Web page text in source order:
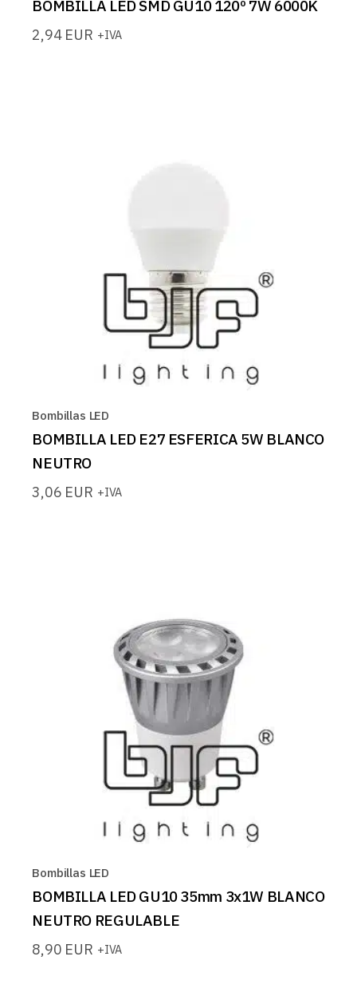
BOMBILLA LED SMD GU10 120º 7W 6000K
2,94 EUR +IVA
Bombillas LED
BOMBILLA LED E27 ESFERICA 5W BLANCO
NEUTRO
3,06 EUR +IVA
Bombillas LED
BOMBILLA LED GU10 35mm 3x1W BLANCO
NEUTRO REGULABLE
8,90 EUR +IVA